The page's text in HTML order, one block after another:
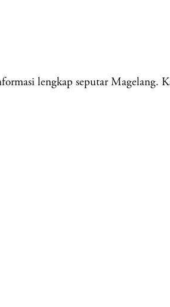
lengkap seputar